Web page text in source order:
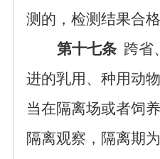
测的，检测结果合格
第十七条 跨省
进的乳用、种用动
当在隔离场或者饲
隔离观察，隔离期